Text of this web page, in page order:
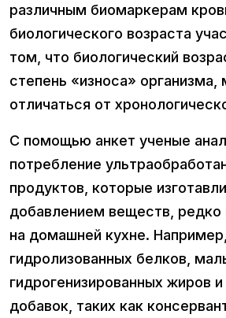
различным биомаркерам
биологического возраста
том, что биологический
степень «износа» организма,
отличаться от
С помощью анкет ученые
потребление
продуктов, которые
добавлением веществ,
на домашней кухне. Например,
гидролизованных белков,
гидрогенизированных жиров
добавок, таких как